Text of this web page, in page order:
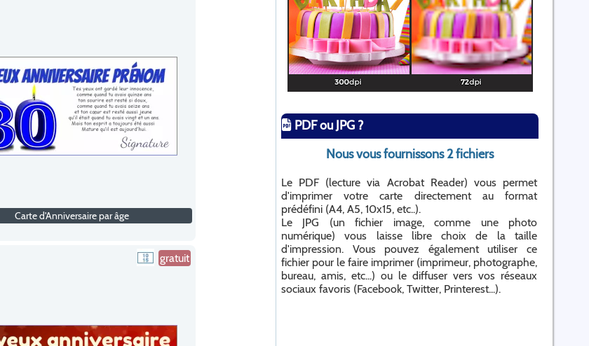
Carte d'Anniversaire par âge
gratuit
PDF ou JPG ?
Nous vous fournissons 2 fichiers
Le PDF (lecture via Acrobat Reader) vous permet
d'imprimer votre carte directement au format
prédéfini (A4, A5, 10x15, etc..).
Le JPG (un fichier image, comme une photo
numérique) vous laisse libre choix de la taille
d'impression. Vous pouvez également utiliser ce
fichier pour le faire imprimer (imprimeur, photographe,
bureau, amis, etc...) ou le diffuser vers vos réseaux
sociaux favoris (Facebook, Twitter, Printerest...).